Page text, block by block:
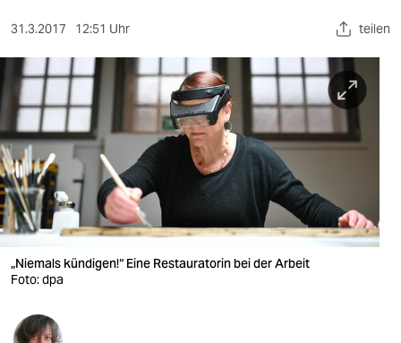
sport
berlin
nord
wahrheit
verlag
veranstaltungen
shop
31.3.2017 12:51 Uhr teilen
„Niemals kündigen!“ Eine Restauratorin bei der Arbeit
Foto: dpa